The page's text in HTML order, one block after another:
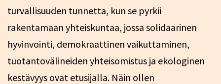
turvallisuuden tunnetta, kun se pyrkii
rakentamaan yhteiskuntaa, jossa solidaarinen
hyvinvointi, demokraattinen vaikuttaminen,
tuotantovälineiden yhteisomistus ja ekologinen
kestävyys ovat etusijalla. Näin ollen